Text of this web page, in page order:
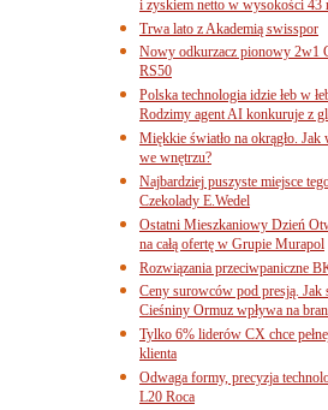
i zyskiem netto w wysokości 43
Trwa lato z Akademią swisspor
Nowy odkurzacz pionowy 2w1
RS50
Polska technologia idzie łeb w
Rodzimy agent AI konkuruje z
Miękkie światło na okrągło.
we wnętrzu?
Najbardziej puszyste miejsce
Czekolady E.Wedel
Ostatni Mieszkaniowy Dzień
na całą ofertę w Grupie Murapol
Rozwiązania przeciwpaniczne
Ceny surowców pod presją. Jak
Cieśniny Ormuz wpływa na
Tylko 6% liderów CX chce
klienta
Odwaga formy, precyzja
L20 Roca